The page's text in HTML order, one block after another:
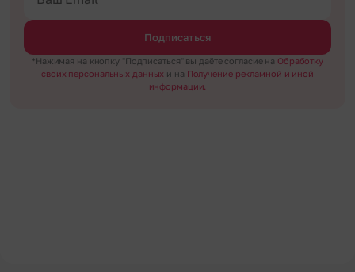
Подписаться
*Нажимая на кнопку "Подписаться" вы даёте согласие на Обработку
своих персональных данных и на Получение рекламной и иной
информации.